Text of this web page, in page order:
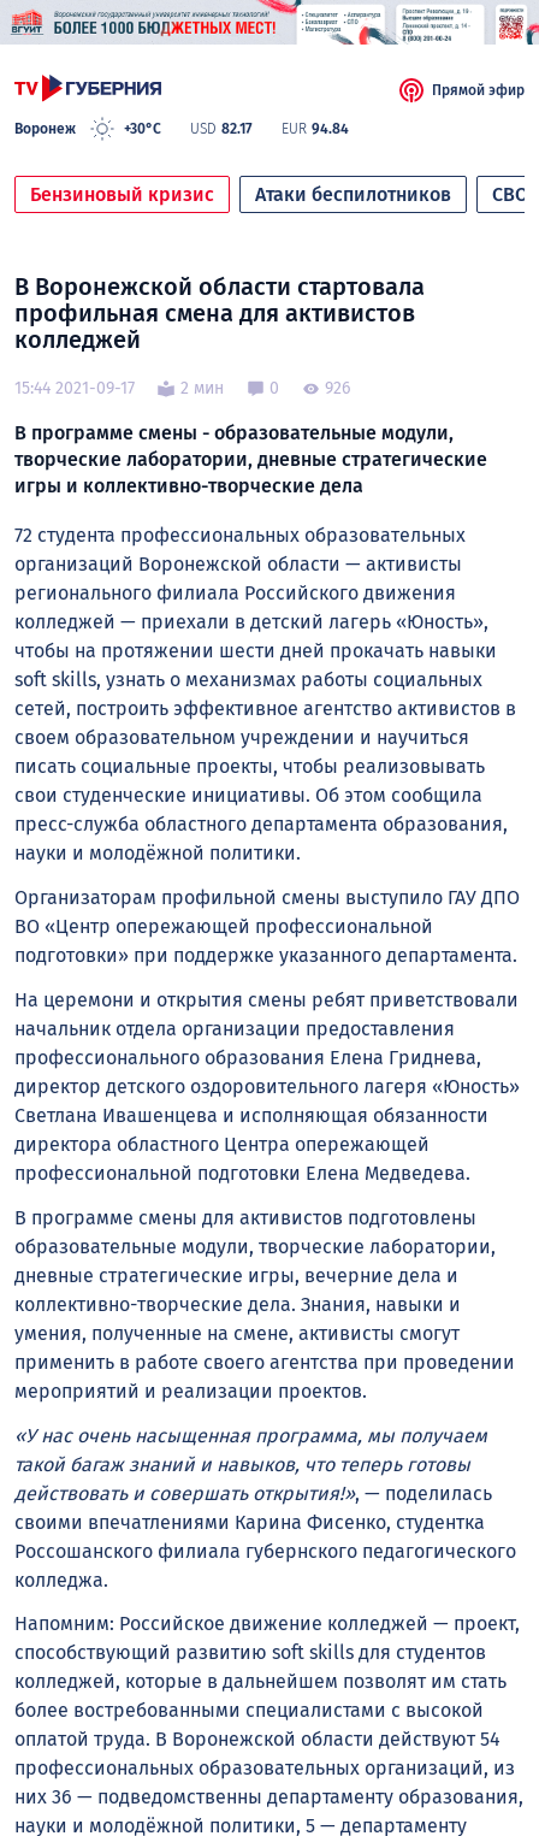
Воронеж +30°C USD 82.17 EUR 94.84
Прямой эфир
Бензиновый кризис Атаки беспилотников СВО
В Воронежской области стартовала
профильная смена для активистов
колледжей
15:44 2021-09-17 2 мин 0 926
В программе смены - образовательные модули,
творческие лаборатории, дневные стратегические
игры и коллективно-творческие дела
72 студента профессиональных образовательных
организаций Воронежской области — активисты
регионального филиала Российского движения
колледжей — приехали в детский лагерь «Юность»,
чтобы на протяжении шести дней прокачать навыки
soft skills, узнать о механизмах работы социальных
сетей, построить эффективное агентство активистов в
своем образовательном учреждении и научиться
писать социальные проекты, чтобы реализовывать
свои студенческие инициативы. Об этом сообщила
пресс-служба областного департамента образования,
науки и молодёжной политики.
Организаторам профильной смены выступило ГАУ ДПО
ВО «Центр опережающей профессиональной
подготовки» при поддержке указанного департамента.
На церемони и открытия смены ребят приветствовали
начальник отдела организации предоставления
профессионального образования Елена Гриднева,
директор детского оздоровительного лагеря «Юность»
Светлана Ивашенцева и исполняющая обязанности
директора областного Центра опережающей
профессиональной подготовки Елена Медведева.
В программе смены для активистов подготовлены
образовательные модули, творческие лаборатории,
дневные стратегические игры, вечерние дела и
коллективно-творческие дела. Знания, навыки и
умения, полученные на смене, активисты смогут
применить в работе своего агентства при проведении
мероприятий и реализации проектов.
«У нас очень насыщенная программа, мы получаем
такой багаж знаний и навыков, что теперь готовы
действовать и совершать открытия!», — поделилась
своими впечатлениями Карина Фисенко, студентка
Россошанского филиала губернского педагогического
колледжа.
Напомним: Российское движение колледжей — проект,
способствующий развитию soft skills для студентов
колледжей, которые в дальнейшем позволят им стать
более востребованными специалистами с высокой
оплатой труда. В Воронежской области действуют 54
профессиональных образовательных организаций, из
них 36 — подведомственны департаменту образования,
науки и молодёжной политики, 5 — департаменту